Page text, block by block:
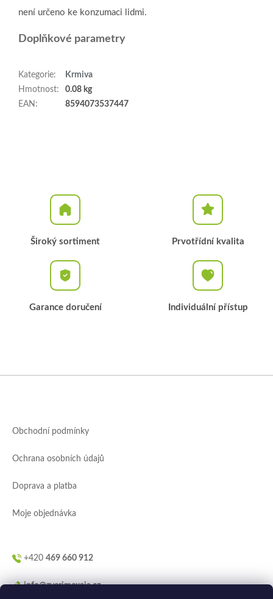
není určeno ke konzumaci lidmi.
Doplňkové parametry
Kategorie:
Krmiva
Hmotnost:
0.08 kg
EAN : 8594073537447
Široký sortiment Prvotřídní kvalita
Garance doručení Individuální přístup
Obchodní podmínky
Ochrana osobních údajů
Doprava a platba
Moje objednávka
+420 469 660 912
info@zverimexaja.cz